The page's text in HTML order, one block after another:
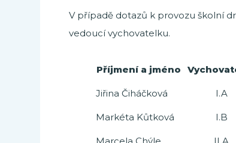
V případě dotazů k provozu školní
vedoucí vychovatelku.
Příjmení a jméno
Jiřina Čiháčková I.A
Markéta Kůtková I.B